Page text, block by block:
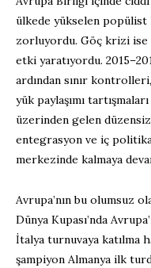
ülkede yükselen
zorluyordu. Göç krizi ise
etki yaratıyordu.
ardından sınır
yük paylaşımı
üzerinden gelen
entegrasyon ve iç
merkezinde kalmaya
Avrupa’nın bu olumsuz
Dünya Kupası’nda
İtalya turnuvaya katılma
şampiyon Almanya ilk